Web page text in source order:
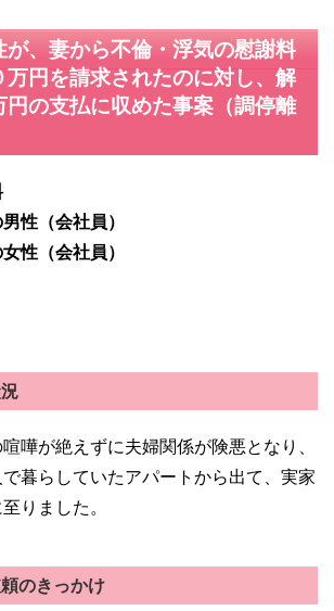
が、妻から不倫・浮気の慰謝料
万円を請求されたのに対し、解
円の支払に収めた事案（調停離
性（会社員）
性（会社員）
嘩が絶えずに夫婦関係が険悪となり、
暮らしていたアパートから出て、実家
りました。
のきっかけ